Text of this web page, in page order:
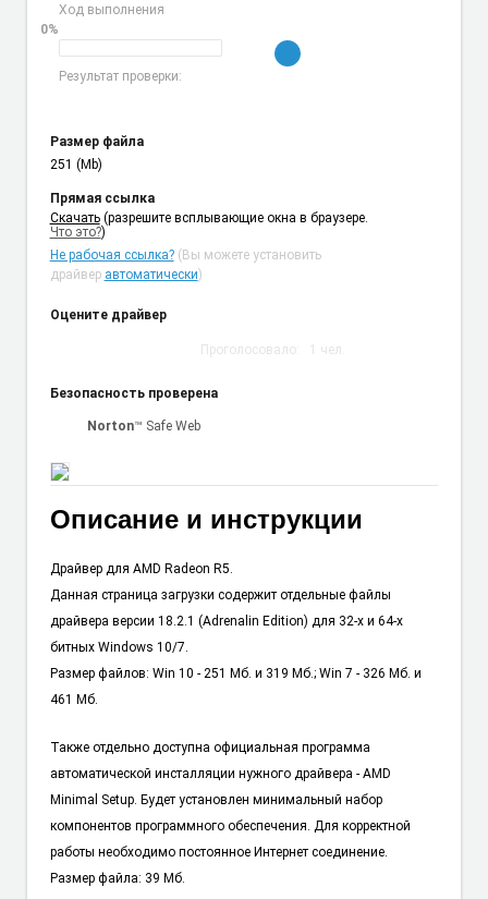
Ход выполнения
0%
Результат проверки:
Размер файла
251 (Mb)
Прямая ссылка
Cкачать (разрешите всплывающие окна в браузере.
Что это?)
Не рабочая ссылка?(Вы можете установить
драйвер автоматически)
Оцените драйвер
Проголосовало: 1 чел.
Безопасность проверена
Norton™ Safe Web
Описание и инструкции
Драйвер для AMD Radeon R5.
Данная страница загрузки содержит отдельные файлы
драйвера версии 18.2.1 (Adrenalin Edition) для 32-х и 64-х
битных Windows 10/7.
Размер файлов: Win 10 - 251 Мб. и 319 Мб.; Win 7 - 326 Мб. и
461 Мб.
Также отдельно доступна официальная программа
автоматической инсталляции нужного драйвера - AMD
Minimal Setup. Будет установлен минимальный набор
компонентов программного обеспечения. Для корректной
работы необходимо постоянное Интернет соединение.
Размер файла: 39 Мб.